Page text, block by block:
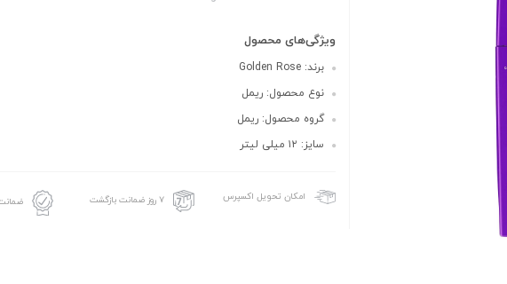
ویژگی‌های محصول
برند: Golden Rose
نوع محصول: ریمل
گروه محصول: ریمل
سایز: ۱۲ میلی لیتر
امکان تحویل اکسپرس ۷ روز ضمانت بازگشت